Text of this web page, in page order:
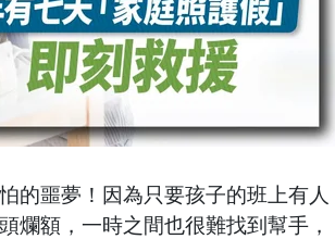
的噩夢！因為只要孩子的班上有人
爛額，一時之間也很難找到幫手，